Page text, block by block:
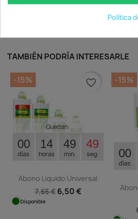
TAMBIÉN PODRÍA INTERESARLE
Quedan:
00
días
14
horas
49
min.
48
seg.
Abono Liquido Universal
7,65 € 6,50 €
Disponible
-15% favorite_border
00
días
-15%
Política